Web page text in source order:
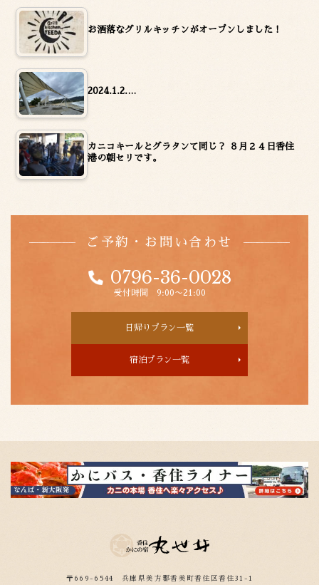
お洒落なグリルキッチンがオープンしました！
2024.1.2.…
カニコキールとグラタンて同じ？ ８月２４日香住
港の朝セリです。
ご予約・お問い合わせ
0796-36-0028
受付時間 9:00〜21:00
日帰りプラン一覧
宿泊プラン一覧
〒669-6544兵庫県美方郡香美町香住区香住31-1